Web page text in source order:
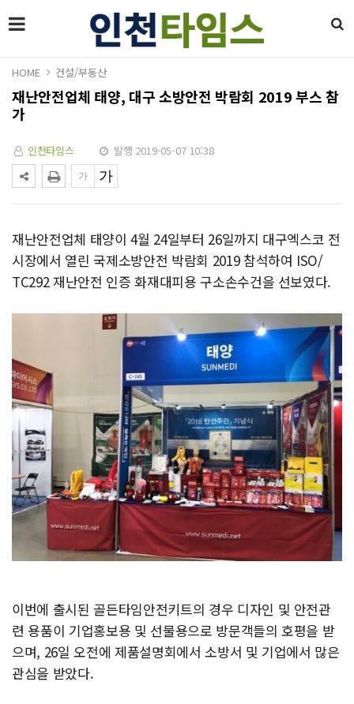
HOME 건설/부동산
재난안전업체 태양, 대구 소방안전 박람회 2019 부스 참
가
인천타임스 발행 2019-05-07 10:38
재난안전업체 태양이 4월 24일부터 26일까지 대구엑스코 전
시장에서 열린 국제소방안전 박람회 2019 참석하여 ISO/
TC292 재난안전 인증 화재대피용 구소손수건을 선보였다.
이번에 출시된 골든타임안전키트의 경우 디자인 및 안전관
련 용품이 기업홍보용 및 선물용으로 방문객들의 호평을 받
으며, 26일 오전에 제품설명회에서 소방서 및 기업에서 많은
관심을 받았다.